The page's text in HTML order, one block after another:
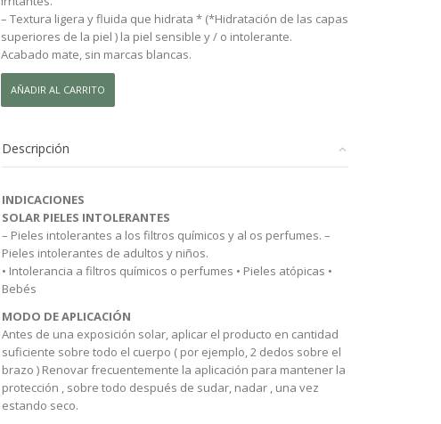
– Textura ligera y fluida que hidrata * (*Hidratación de las capas
superiores de la piel ) la piel sensible y / o intolerante.
Acabado mate, sin marcas blancas.
AVENE
SOLAR
MINERAL
SPF50+.
ML
cantidad
AÑADIR AL CARRITO
Descripción
INDICACIONES
SOLAR PIELES INTOLERANTES
– Pieles intolerantes a los filtros químicos y al os perfumes. –
Pieles intolerantes de adultos y niños.
• Intolerancia a filtros químicos o perfumes • Pieles atópicas •
Bebés
MODO DE APLICACIÓN
Antes de una exposición solar, aplicar el producto en cantidad
suficiente sobre todo el cuerpo ( por ejemplo, 2 dedos sobre el
brazo ) Renovar frecuentemente la aplicación para mantener la
protección , sobre todo después de sudar, nadar , una vez
estando seco.